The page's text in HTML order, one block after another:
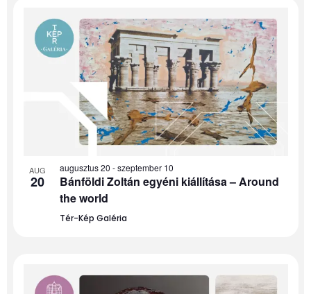
AUG
20
Bánföldi Zoltán egyéni kiállítása – Around
the world
Tér-Kép Galéria
augusztus 20 -szeptember 10